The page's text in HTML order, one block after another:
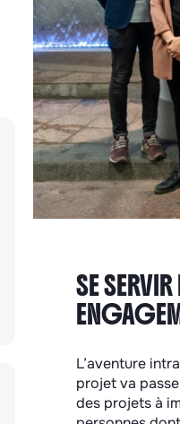
SE
L’aventure
projet va
des projets à